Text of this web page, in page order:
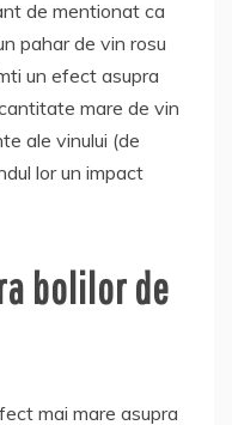
de mentionat ca
pahar de vin rosu
un efect asupra
mare de vin
ale vinului (de
lor un impact
bolilor de
mai mare asupra